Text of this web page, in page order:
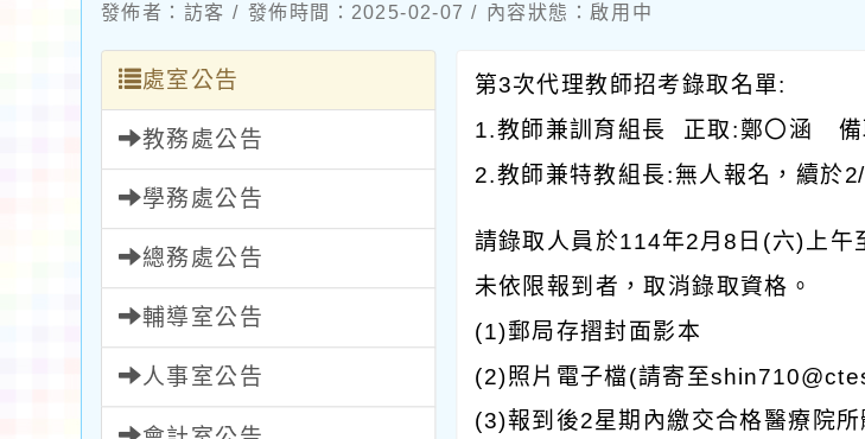
發佈者：訪客 / 發佈時間：2025-02-07 / 內容狀態：啟用中
處室公告
教務處公告
學務處公告
總務處公告
輔導室公告
人事室公告
第3次代理教師招考錄取名單:
1.教師兼訓育組長 正取:鄭〇涵 備
2.教師兼特教組長:無人報名，續於
請錄取人員於114年2月8日(六)上午
未依限報到者，取消錄取資格。
(1)郵局存摺封面影本
(2)照片電子檔(請寄至
(3)報到後2星期內繳交合格醫療院